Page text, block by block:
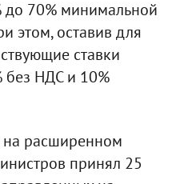
до 70% минимальной
этом, оставив для
ставки
без НДС и 10%
расширенном
принял 25